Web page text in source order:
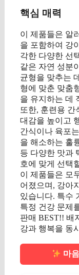
핵심 매력
이 제품들은 알
을 포함하여 강
각한 다양한 선
같은 자연 성분
균형을 맞추는
형에 맞춘 맞춤
을 유지하는 데
또한, 훈련용 간
대감을 높이고
간식이나 육포
을 해소하는 훌
등 다양한 맛과
호에 맞게 선택
이 제품들은 모
어졌으며, 강아
있습니다. 특수
특정 건강 문제
판매 BEST!! 배
강과 행복을 동
마